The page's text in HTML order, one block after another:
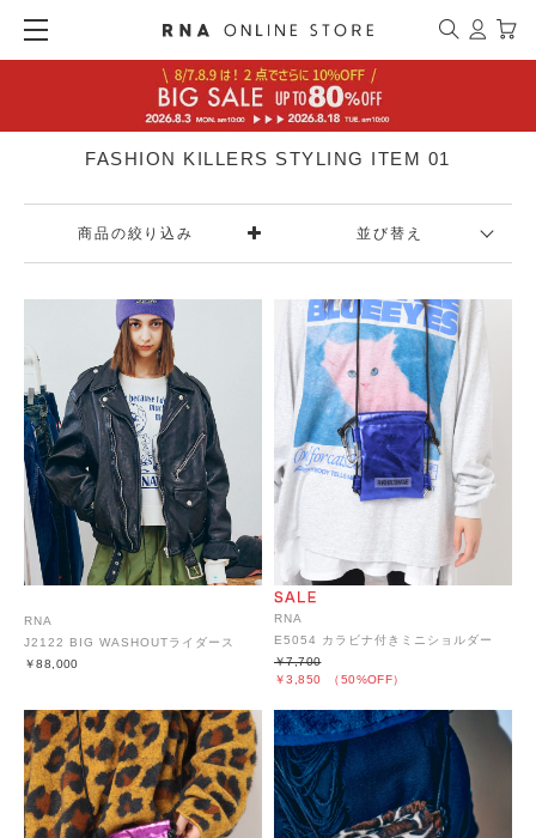
FASHION KILLERS STYLING ITEM 01
商品の絞り込み 並び替え
RNA
J2122 BIG WASHOUTライダース
￥88,000
RNA
E5054 カラビナ付きミニショルダー
￥3,850 （50%OFF）
￥7,700